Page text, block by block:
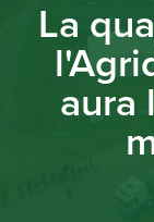
La
aura